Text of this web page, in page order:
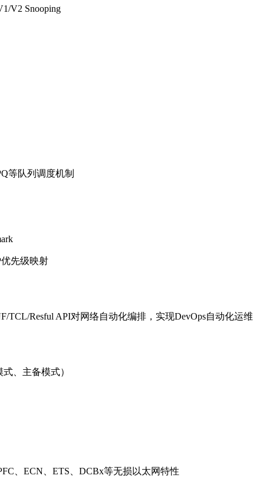
V2 Snooping
等队列调度机制
优先级映射
TCL/Resful API对网络自动化编排，实现DevOps自动化运维
、主备模式）
、ECN、ETS、DCBx等无损以太网特性